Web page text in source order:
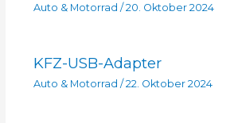
Auto & Motorrad / 20. Oktober 2024
KFZ-USB-Adapter
Auto & Motorrad /22. Oktober 2024